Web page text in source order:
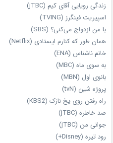
زندگی رویایی آقای کیم (jTBC)
اسپیریت فینگرز (TVING)
با من ازدواج می‌کنی؟ (SBS)
همان‌ طور که کنارم ایستادی (Netflix)
خانم ناشناس (ENA)
به سوی ماه (MBC)
بانوی اول (MBN)
پروژه شین (tvN)
راه رفتن روی یخ نازک (KBS2)
صد خاطره (jTBC)
جوانی من (jTBC)
رود تیره (Disney+)